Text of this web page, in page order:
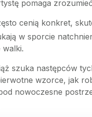
pomaga
cenią konkret,
w sporcie
szuka następców
wzorce, jak
nowoczesne